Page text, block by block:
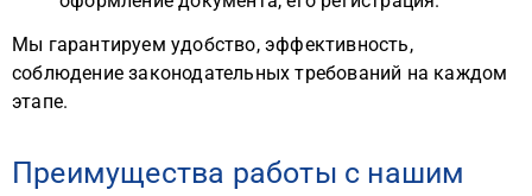
Мы гарантируем удобство, эффективность,
соблюдение законодательных требований на каждом
этапе.
Преимущества работы с нашим